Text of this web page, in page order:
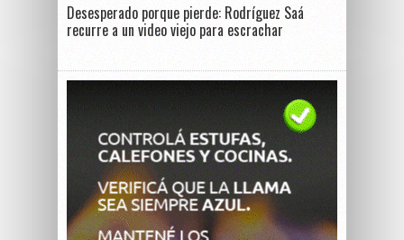
Desesperado porque pierde: Rodríguez Saá
recurre a un video viejo para escrachar